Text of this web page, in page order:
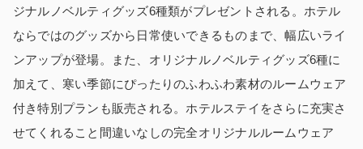
ジナルノベルティグッズ6種類がプレゼントされる。ホテル
ならではのグッズから日常使いできるものまで、幅広いライ
ンアップが登場。また、オリジナルノベルティグッズ6種に
加えて、寒い季節にぴったりのふわふわ素材のルームウェア
付き特別プランも販売される。ホテルステイをさらに充実さ
せてくれること間違いなしの完全オリジナルルームウェア